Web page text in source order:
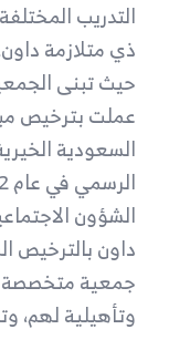
التدريب
حيث تبنى
عملت بترخيص
السعودية
الشؤون
داون بالترخيص
جمعية متخصصة
وتأهيلية